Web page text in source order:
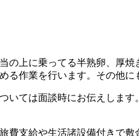
の上に乗ってる半熟卵、厚
る作業を行います。その他
ては面談時にお伝えします。
費支給や生活諸設備付きで敷